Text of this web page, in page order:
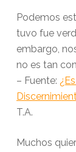
Podemos
tuvo fue
embargo,
no es tan
– Fuente:
T.A.
Muchos